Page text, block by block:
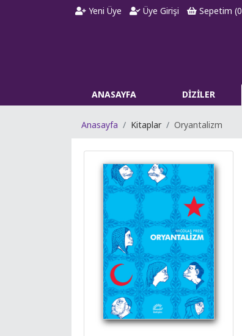
Yeni Üye Üye Girişi Sepetim (0
ANASAYFA DİZİLER
Anasayfa Kitaplar Oryantalizm